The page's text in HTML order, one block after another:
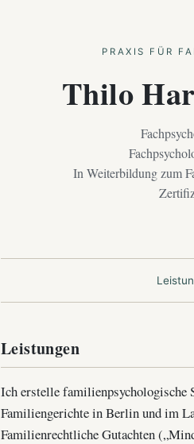
PRAXIS FÜR
Thilo
In Weiterbildung zum
Leistungen
Ich erstelle familienpsychologische
Familiengerichte in Berlin und im
Familienrechtliche Gutachten